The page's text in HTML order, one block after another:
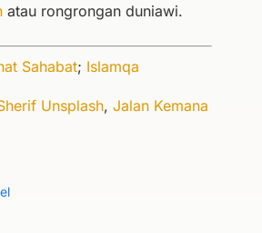
atau rongrongan duniawi.
Sahabat; Islamqa
Unsplash, Jalan Kemana